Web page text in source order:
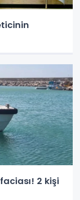
2 kişi